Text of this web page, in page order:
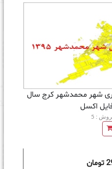
شهر محمدشهر کرج سال
: 5